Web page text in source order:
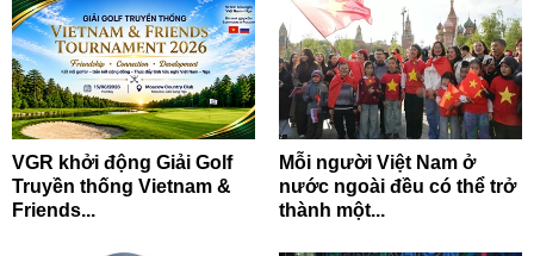
VGR khởi động Giải Golf
Truyền thống Vietnam &
Friends...
Mỗi người Việt Nam ở
nước ngoài đều có thể trở
thành một...